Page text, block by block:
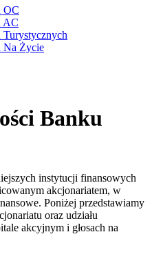
OC
AC
Turystycznych
Na Życie
Banku
instytucji finansowych
akcjonariatem, w
Poniżej przedstawiamy
oraz udziału
akcyjnym i głosach na